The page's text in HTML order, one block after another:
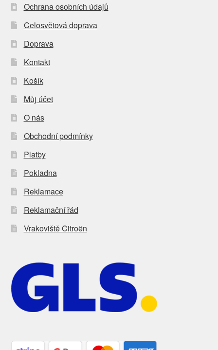
Ochrana osobních údajů
Celosvětová doprava
Doprava
Kontakt
Košík
Můj účet
O nás
Obchodní podmínky
Platby
Pokladna
Reklamace
Reklamační řád
Vrakoviště Citroën